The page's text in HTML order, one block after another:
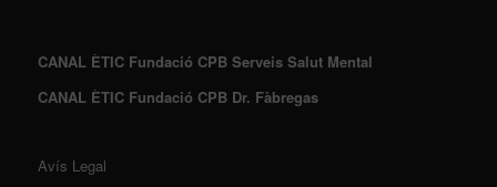
CANAL ÈTIC Fundació CPB Serveis Salut Mental
CANAL ÈTIC Fundació CPB Dr. Fàbregas
Avís Legal